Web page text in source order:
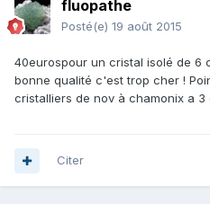
fluopathe
Posté(e) 19 août 2015
40eurospour un cristal isolé de 6
bonne qualité c'est trop cher !
cristalliers de nov à chamonix a 3
Citer